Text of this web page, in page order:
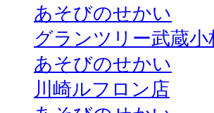
あそびのせかい
グランツリー武蔵小
あそびのせかい
川崎ルフロン店